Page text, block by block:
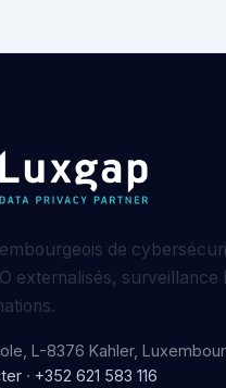
de
externalisés, surveillance
L-8376 Kahler,
· +352 621 583 116